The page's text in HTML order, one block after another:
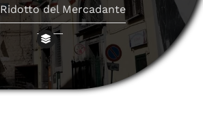
Ridotto del Mercadante